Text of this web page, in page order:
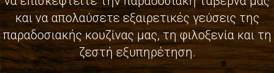
και να απολαύσετε εξαιρετικές γεύσεις της
παραδοσιακής κουζίνας μας, τη φιλοξενία και τη
ζεστή εξυπηρέτηση.